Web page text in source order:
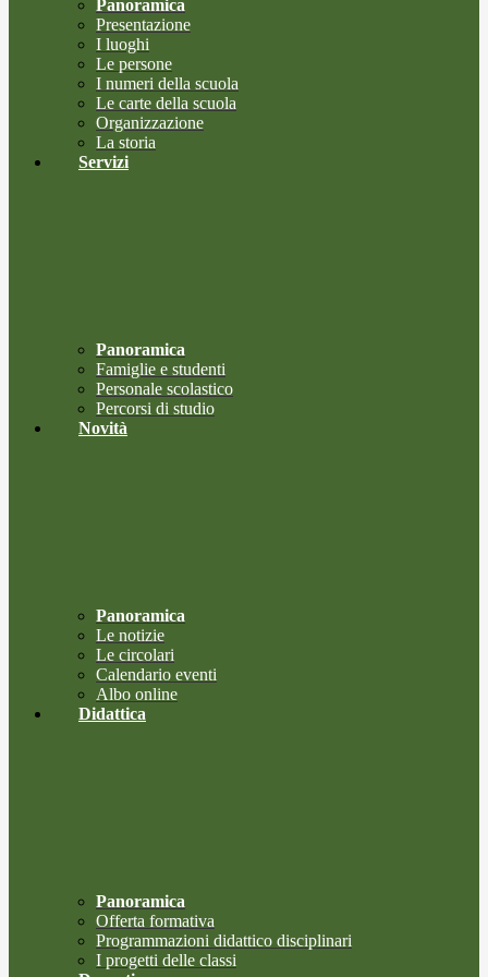
Panoramica
Presentazione
I luoghi
Le persone
I numeri della scuola
Le carte della scuola
Organizzazione
La storia
Servizi
Panoramica
Famiglie e studenti
Personale scolastico
Percorsi di studio
Novità
Panoramica
Le notizie
Le circolari
Calendario eventi
Albo online
Didattica
Panoramica
Offerta formativa
Programmazioni didattico disciplinari
I progetti delle classi